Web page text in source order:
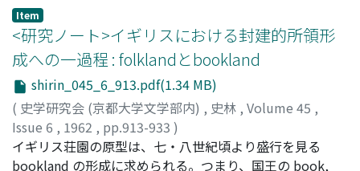
である。この類は更に東の方中部日本より関東地方からも
見出される。それ等と共に畿内地方で優れた仿製鏡が鋳造
されて、これ等の殆んどすべては特色ある古式古墳に副葬
されているのである。 従来見出された千面を超える夥し
い各時代の鏡に就いて見ると、漢中期より後漢を通じての
出土鏡は、総じて舶載以後愛重伝世したことをそれ自体の
著しい図紋の手なれで認められるものである。またこの種
の鏡式の畿内出土の仿製品にも優れたもののあるのが認め
られる。次に後漢末から三国代の畿内地方に夥しい鏡－例
Item
<研究ノート>イギリスにおける封建的所領形
成への一過程 : folklandとbookland
shirin_045_6_913.pdf(1.34 MB)
( 史学研究会 (京都大学文学部内) , 史林 , Volume 45 ,
Issue 6 , 1962 , pp.913-933 )
富沢, 霊岸;Tomizawa, Reigan;トミザワ, レイガン
イギリス荘園の原型は、七・八世紀頃より盛行を見る
bookland の形成に求められる。つまり、国王の book,